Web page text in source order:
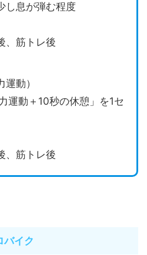
し息が弾む程度
、筋トレ後
動）
運動＋10秒の休憩」を1セ
、筋トレ後
バイク